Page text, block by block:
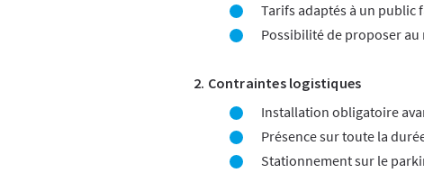
Tarifs adaptés à un public
Possibilité de proposer
2. Contraintes logistiques
Installation obligatoire
Présence sur toute la
Stationnement sur le